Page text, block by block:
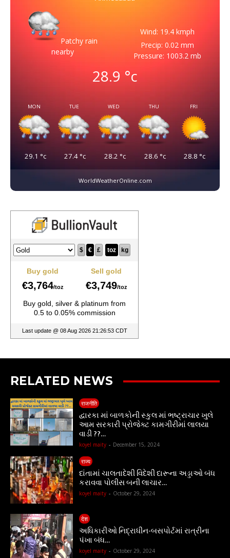
Patchy rain
nearby
Wind: 19.4 kmph
Precip: 0.02 mm
Pressure: 1003.2 mb
28.9 °c
MON
29.1 °c
TUE
27.4 °c
WED
28.2 °c
THU
28.6 °c
FRI
28.8 °c
WorldWeatherOnline.com
RELATED NEWS
राजनीति
દ્વારકા માં બાળકોની સ્કુલ માં ભષ્ટ્રાચાર ખુલે
આમ સરકારી પ્રોજેક્ટ કામગીરીમાં લાલયા
વાડી ??…
koyel maity - December 15, 2024
राज्य
દાંતામાં ચાલતાદેશી વિદેશી દારૂના અડ્ડાઓ બંધ
કરાવવા પોલીસ બની લાચાર…
koyel maity - October 29, 2024
देश
અધિકારીઓ નિદ્રાધીન-બસપોર્ટમાં રાત્રીના
પંખા બંધ…
koyel maity - October 29, 2024